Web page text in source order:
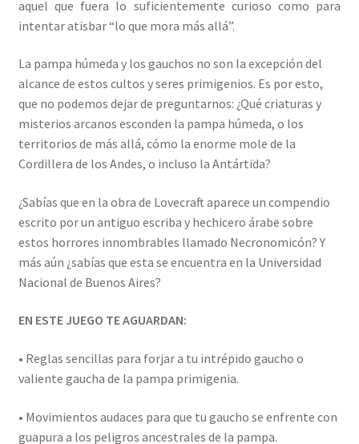
aquel que fuera lo suficientemente curioso como para
intentar atisbar “lo que mora más allá”.
La pampa húmeda y los gauchos no son la excepción del
alcance de estos cultos y seres primigenios. Es por esto,
que no podemos dejar de preguntarnos: ¿Qué criaturas y
misterios arcanos esconden la pampa húmeda, o los
territorios de más allá, cómo la enorme mole de la
Cordillera de los Andes, o incluso la Antártida?
¿Sabías que en la obra de Lovecraft aparece un compendio
escrito por un antiguo escriba y hechicero árabe sobre
estos horrores innombrables llamado Necronomicón? Y
más aún ¿sabías que esta se encuentra en la Universidad
Nacional de Buenos Aires?
EN ESTE JUEGO TE AGUARDAN:
• Reglas sencillas para forjar a tu intrépido gaucho o
valiente gaucha de la pampa primigenia.
• Movimientos audaces para que tu gaucho se enfrente con
guapura a los peligros ancestrales de la pampa.